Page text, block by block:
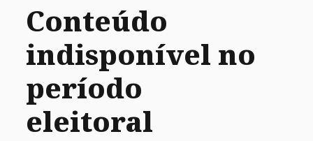
Conteúdo
indisponível no
período
eleitoral